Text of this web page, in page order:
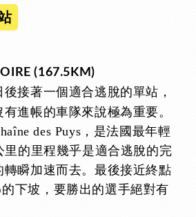
(167.5KM)
後接著一個適合逃脫的單站，
進帳的車隊來說極為重要。
des Puys，是法國最年輕
里的里程幾乎是適合逃脫的完
轉瞬加速而去。最後接近終點
下坡，要勝出的選手絕對有